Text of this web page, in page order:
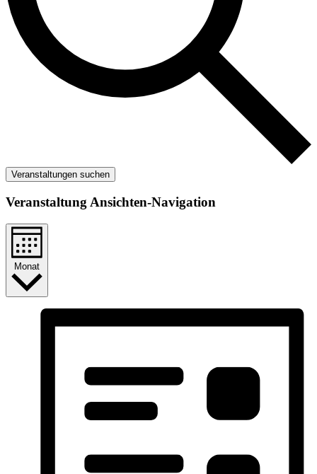
Veranstaltungen suchen
Veranstaltung Ansichten-Navigation
Monat